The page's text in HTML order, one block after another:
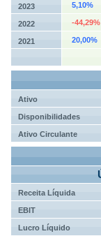
2023 5,10%
2022 -44,29%
2021 20,00%
Ativo
Disponibilidades
Ativo Circulante
Receita Líquida
EBIT
Lucro Líquido